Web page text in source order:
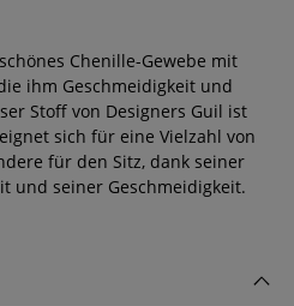
Chenille-Gewebe mit
ihm Geschmeidigkeit und
Stoff von Designers Guil ist
sich für eine Vielzahl von
für den Sitz, dank seiner
und seiner Geschmeidigkeit.